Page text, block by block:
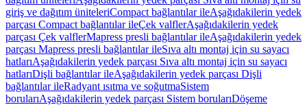
giriş ve dağıtım üniteleriCompact bağlantılar ileAşağıdakilerin yedek
parçası Compact bağlantılar ileÇek valflerAşağıdakilerin yedek
parçası Çek valflerMapress presli bağlantılar ileAşağıdakilerin yedek
parçası Mapress presli bağlantılar ileSıva altı montaj için su sayacı
hatlarıAşağıdakilerin yedek parçası Sıva altı montaj için su sayacı
hatlarıDişli bağlantılar ileAşağıdakilerin yedek parçası Dişli
bağlantılar ileRadyant ısıtma ve soğutmaSistem
borularıAşağıdakilerin yedek parçası Sistem borularıDöşeme